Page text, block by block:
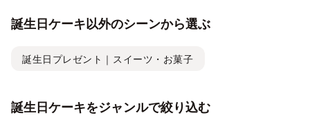
誕生日ケーキ以外のシーンから選ぶ
誕生日プレゼント｜スイーツ・お菓子
誕生日ケーキをジャンルで絞り込む